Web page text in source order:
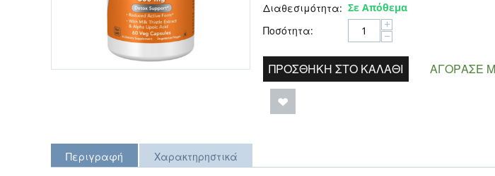
Διαθεσιμότητα: Σε Απόθεμα
Ποσότητα:
+
−
ΠΡΟΣΘΉΚΗ ΣΤΟ ΚΑΛΆΘΙ ΑΓΌΡΑΣΕ
Περιγραφή Χαρακτηρηστικά